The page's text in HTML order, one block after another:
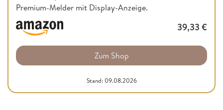
Premium-Melder mit Display-Anzeige.
39,33 €
Zum Shop
Stand: 09.08.2026